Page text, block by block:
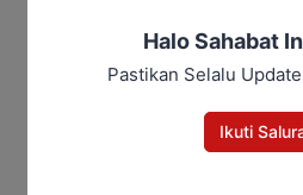
Halo Sahabat
Pastikan Selalu
Ikuti